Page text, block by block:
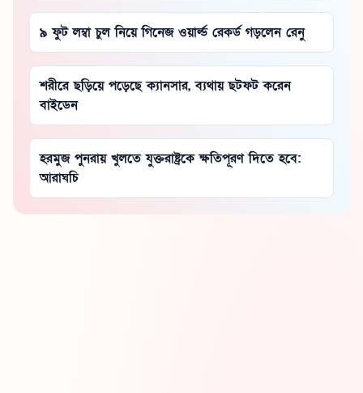
৯ ফুট লম্বা চুল নিয়ে গিনেজ ওয়ার্ল্ড রেকর্ড গড়লেন রেনু
শরীরে ছড়িয়ে পড়েছে ক্যানসার, ব্যথায় ছটফট করেন
বাইডেন
হরমুজ পুনরায় খুলতে যুক্তরাষ্ট্রকে ক্ষতিপূরণ দিতে হবে:
আরাঘচি